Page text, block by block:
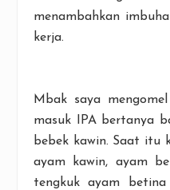
menambahkan
kerja.
Mbak saya
masuk IPA bertanya
bebek kawin. Saat itu
ayam kawin, ayam
tengkuk ayam